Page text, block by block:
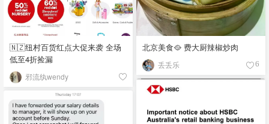
🇳🇿纽村百货红点大促来袭 全场
低至4折捡漏
邪流纨wendy
北京美食🥘 费大厨辣椒炒肉
丢丢乐 6